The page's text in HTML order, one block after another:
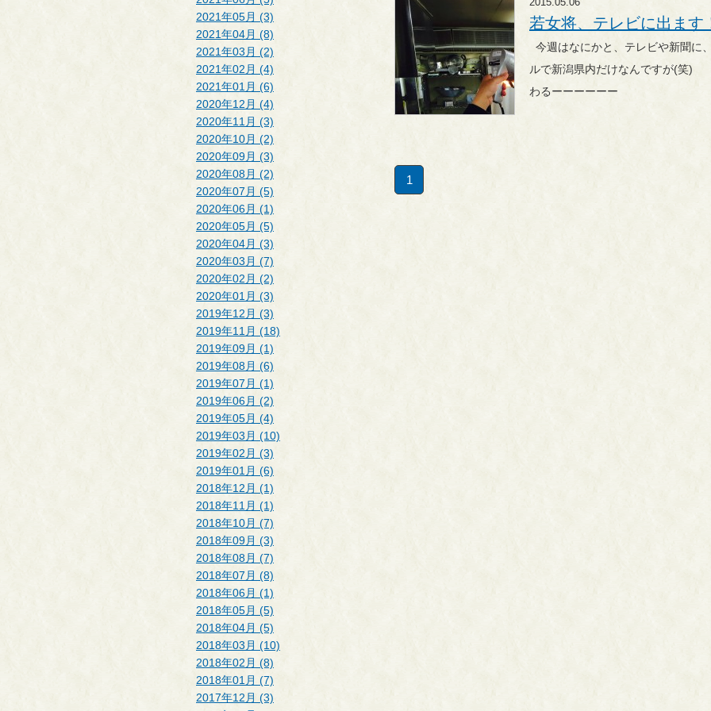
2021年05月 (3)
2021年04月 (8)
2021年03月 (2)
2021年02月 (4)
2021年01月 (6)
2020年12月 (4)
2020年11月 (3)
2020年10月 (2)
2020年09月 (3)
2020年08月 (2)
2020年07月 (5)
2020年06月 (1)
2020年05月 (5)
2020年04月 (3)
2020年03月 (7)
2020年02月 (2)
2020年01月 (3)
2019年12月 (3)
2019年11月 (18)
2019年09月 (1)
2019年08月 (6)
2019年07月 (1)
2019年06月 (2)
2019年05月 (4)
2019年03月 (10)
2019年02月 (3)
2019年01月 (6)
2018年12月 (1)
2018年11月 (1)
2018年10月 (7)
2018年09月 (3)
2018年08月 (7)
2018年07月 (8)
2018年06月 (1)
2018年05月 (5)
2018年04月 (5)
2018年03月 (10)
2018年02月 (8)
2018年01月 (7)
2017年12月 (3)
若女将、テレビに出ます
ルで新潟県内だけなんですが(笑) 今日でゴールデンウィークが終
わるーーーーーー
1